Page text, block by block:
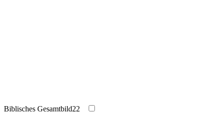
Biblisches Gesamtbild22